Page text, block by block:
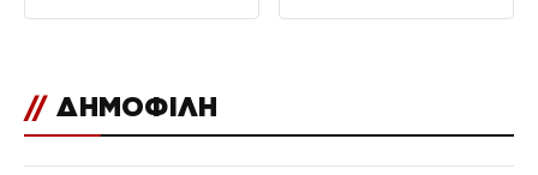
// ΔΗΜΟΦΙΛΗ